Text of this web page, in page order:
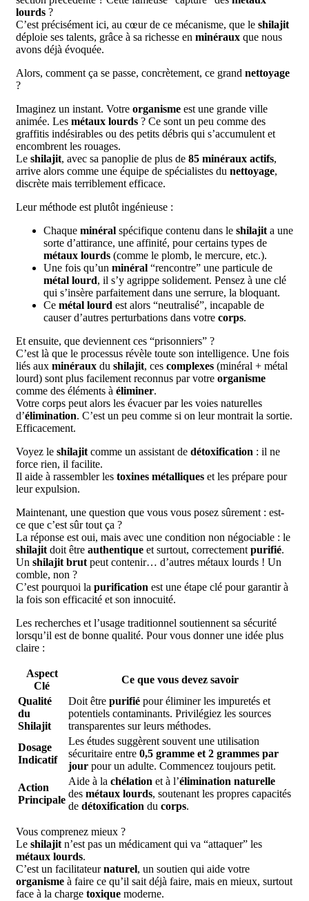
lourds ?
C’est précisément ici, au cœur de ce mécanisme, que le shilajit
déploie ses talents, grâce à sa richesse en minéraux que nous
avons déjà évoquée.
Alors, comment ça se passe, concrètement, ce grand nettoyage
?
Imaginez un instant. Votre organisme est une grande ville
animée. Les métaux lourds ? Ce sont un peu comme des
graffitis indésirables ou des petits débris qui s’accumulent et
encombrent les rouages.
Le shilajit, avec sa panoplie de plus de 85 minéraux actifs,
arrive alors comme une équipe de spécialistes du nettoyage,
discrète mais terriblement efficace.
Leur méthode est plutôt ingénieuse :
Chaque minéral spécifique contenu dans le shilajita une
sorte d’attirance, une affinité, pour certains types de
métaux lourds (comme le plomb, le mercure, etc.).
Une fois qu’un minéral “rencontre” une particule de
métal lourd, il s’y agrippe solidement. Pensez à une clé
qui s’insère parfaitement dans une serrure, la bloquant.
Ce métal lourd est alors “neutralisé”, incapable de
causer d’autres perturbations dans votre corps.
Et ensuite, que deviennent ces “prisonniers” ?
C’est là que le processus révèle toute son intelligence. Une fois
liés aux minéraux du shilajit, ces complexes (minéral + métal
lourd) sont plus facilement reconnus par votre organisme
comme des éléments à éliminer.
Votre corps peut alors les évacuer par les voies naturelles
d’élimination. C’est un peu comme si on leur montrait la sortie.
Efficacement.
Voyez le shilajitcomme un assistant de détoxification : il ne
force rien, il facilite.
Il aide à rassembler les toxines métalliques et les prépare pour
leur expulsion.
Maintenant, une question que vous vous posez sûrement : est-
ce que c’est sûr tout ça ?
La réponse est oui, mais avec une condition non négociable : le
shilajitdoit être authentique et surtout, correctementpurifié.
Un shilajit brutpeut contenir… d’autres métaux lourds ! Un
comble, non ?
C’est pourquoi la purification est une étape clé pour garantir à
la fois son efficacité et son innocuité.
Les recherches et l’usage traditionnel soutiennent sa sécurité
lorsqu’il est de bonne qualité. Pour vous donner une idée plus
claire :
Aspect
Clé
Ce que vous devez savoir
Qualité
du
Shilajit
Doit être purifié pour éliminer les impuretés et
potentiels contaminants. Privilégiez les sources
transparentes sur leurs méthodes.
Dosage
Indicatif
Les études suggèrent souvent une utilisation
sécuritaire entre 0,5 gramme et 2 grammes par
jour pour un adulte. Commencez toujours petit.
Action
Principale
Aide à la chélation et à l’élimination naturelle
des métaux lourds, soutenant les propres capacités
de détoxification du corps.
Vous comprenez mieux ?
Le shilajitn’est pas un médicament qui va “attaquer” les
métaux lourds.
C’est un facilitateurnaturel, un soutien qui aide votre
organisme à faire ce qu’il sait déjà faire, mais en mieux, surtout
face à la charge toxique moderne.